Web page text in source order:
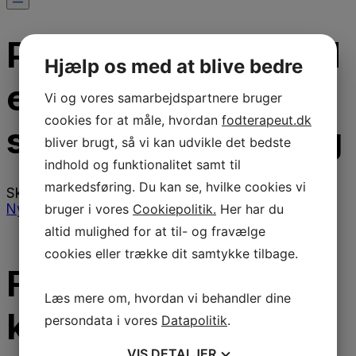
Pas på dig selv med
en
sundhedsforsikring
Skrevetden5. november 2024 7. marts 2025 |
Nyheder
Fra 1. januar 2025
kan alle
Hjælp os med at blive bedre
Vi og vores samarbejdspartnere bruger
cookies for at måle, hvordan fodterapeut.dk
bliver brugt, så vi kan udvikle det bedste
indhold og funktionalitet samt til
markedsføring. Du kan se, hvilke cookies vi
bruger i vores Cookiepolitik. Her har du
altid mulighed for at til- og fravælge
cookies eller trække dit samtykke tilbage.
Læs mere om, hvordan vi behandler dine
persondata i vores Datapolitik.